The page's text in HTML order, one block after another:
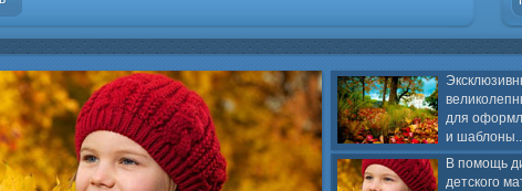
для
и
В помощь
детского